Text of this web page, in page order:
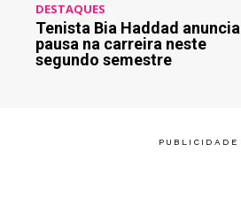
DESTAQUES
Tenista Bia Haddad anuncia
pausa na carreira neste
segundo semestre